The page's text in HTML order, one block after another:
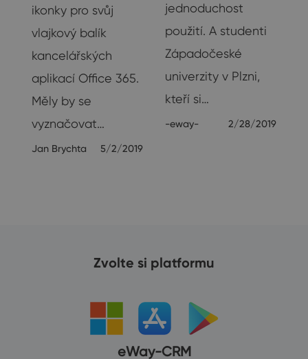
ikonky pro svůj
vlajkový balík
kancelářských
aplikací Office 365.
Měly by se
vyznačovat…
Jan Brychta 5/2/2019
jednoduchost
použití. A studenti
Západočeské
univerzity v Plzni,
kteří si…
-eway- 2/28/2019
Zvolte si platformu
eWay-CRM